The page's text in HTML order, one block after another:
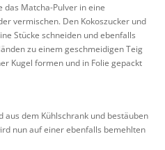
das Matcha-Pulver in eine
vermischen. Den Kokoszucker und
Stücke schneiden und ebenfalls
zu einem geschmeidigen Teig
Kugel formen und in Folie gepackt
aus dem Kühlschrank und bestäuben
nun auf einer ebenfalls bemehlten